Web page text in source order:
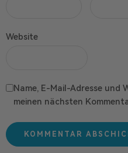
Website
Name, E-Mail-Adresse und
meinen nächsten